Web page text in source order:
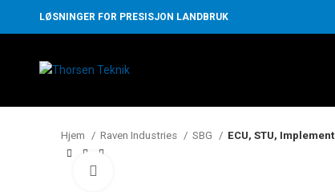
LØSNINGER FOR PRESISJON LANDBRUK
Hjem Raven Industries SBG ECU, STU, Implement